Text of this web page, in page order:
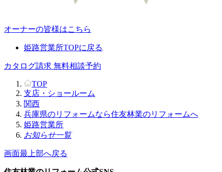
オーナーの皆様はこちら
姫路営業所TOPに戻る
カタログ請求 無料相談予約
TOP
支店・ショールーム
関西
兵庫県のリフォームなら住友林業のリフォームへ
姫路営業所
お知らせ一覧
画面最上部へ戻る